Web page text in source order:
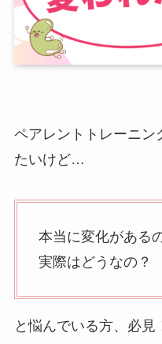
ペアレントトレーニン
たいけど…
本当に変化がある
実際はどうなの？
と悩んでいる方、必見